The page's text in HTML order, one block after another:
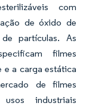
com
de óxido de
partículas. As
filmes
e a carga estática
de filmes
industriais